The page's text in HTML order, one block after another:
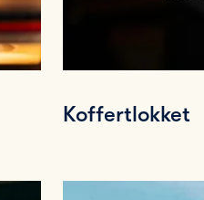
Koffertlokket